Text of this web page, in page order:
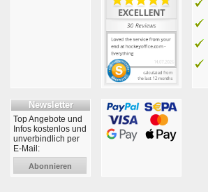
Newsletter
Top Angebote und
Infos kostenlos und
unverbindlich per
E-Mail:
Abonnieren